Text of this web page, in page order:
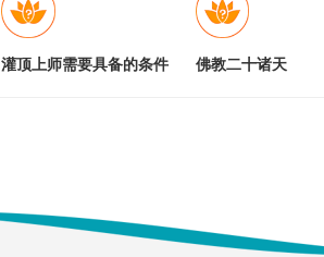
灌顶上师需要具备的条件 佛教二十诸天